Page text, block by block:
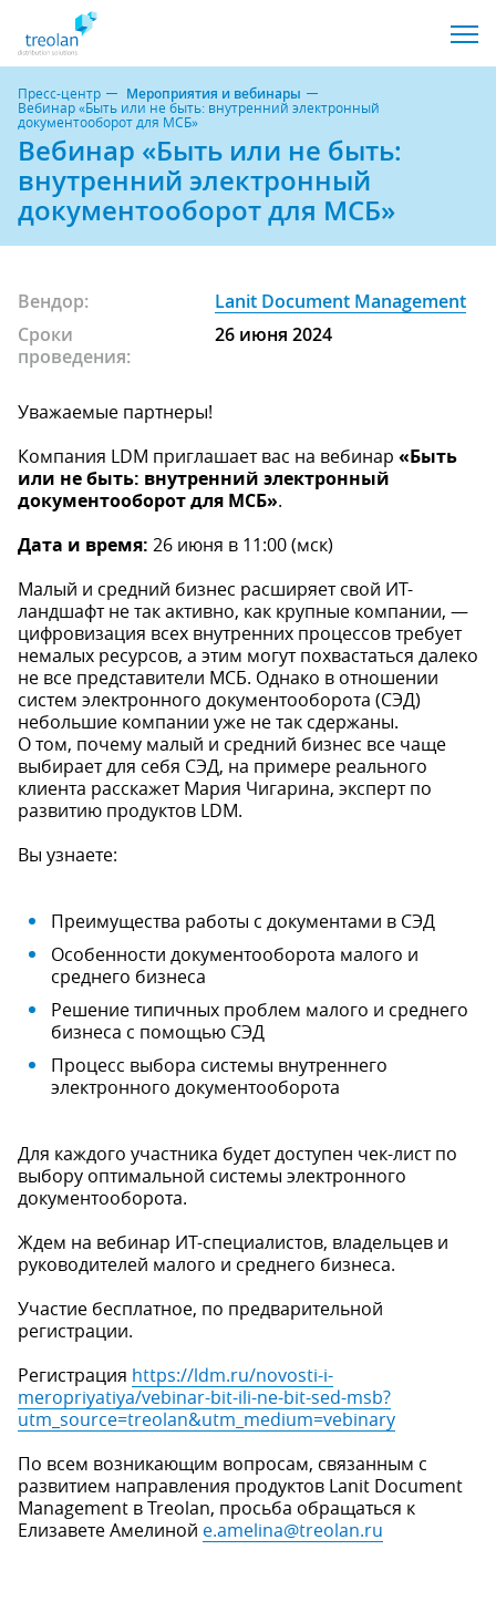
Пресс-центр Мероприятия и вебинары
Вебинар «Быть или не быть: внутренний электронный
документооборот для МСБ»
Вебинар «Быть или не быть:
внутренний электронный
документооборот для МСБ»
Вендор:
Lanit Document Management
Сроки
проведения:
26 июня 2024
Уважаемые партнеры!
Компания LDM приглашает вас на вебинар «Быть
или не быть: внутренний электронный
документооборот для МСБ».
Дата и время: 26 июня в 11:00 (мск)
Малый и средний бизнес расширяет свой ИТ-
ландшафт не так активно, как крупные компании, —
цифровизация всех внутренних процессов требует
немалых ресурсов, а этим могут похвастаться далеко
не все представители МСБ. Однако в отношении
систем электронного документооборота (СЭД)
небольшие компании уже не так сдержаны.
О том, почему малый и средний бизнес все чаще
выбирает для себя СЭД, на примере реального
клиента расскажет Мария Чигарина, эксперт по
развитию продуктов LDM.
Вы узнаете:
Преимущества работы с документами в СЭД
Особенности документооборота малого и
среднего бизнеса
Решение типичных проблем малого и среднего
бизнеса с помощью СЭД
Процесс выбора системы внутреннего
электронного документооборота
Для каждого участника будет доступен чек-лист по
выбору оптимальной системы электронного
документооборота.
Ждем на вебинар ИТ-специалистов, владельцев и
руководителей малого и среднего бизнеса.
Участие бесплатное, по предварительной
регистрации.
Регистрация https://ldm.ru/novosti-i-
meropriyatiya/vebinar-bit-ili-ne-bit-sed-msb?
utm_source=treolan&utm_medium=vebinary
По всем возникающим вопросам, связанным с
развитием направления продуктов Lanit Document
Management в Treolan, просьба обращаться к
Елизавете Амелиной e.amelina@treolan.ru